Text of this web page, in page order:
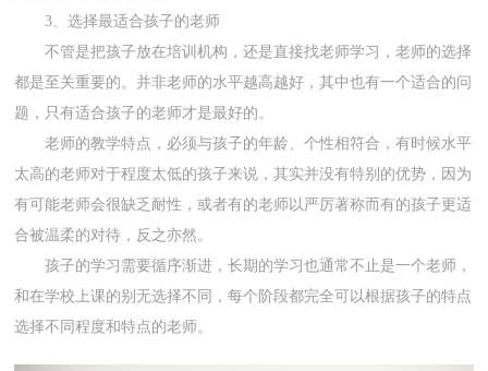
3、选择最适合孩子的老师
不管是把孩子放在培训机构，还是直接找老师学习，老师的选择
都是至关重要的。并非老师的水平越高越好，其中也有一个适合的问
题，只有适合孩子的老师才是最好的。
老师的教学特点，必须与孩子的年龄、个性相符合，有时候水平
太高的老师对于程度太低的孩子来说，其实并没有特别的优势，因为
有可能老师会很缺乏耐性，或者有的老师以严厉著称而有的孩子更适
合被温柔的对待，反之亦然。
孩子的学习需要循序渐进，长期的学习也通常不止是一个老师，
和在学校上课的别无选择不同，每个阶段都完全可以根据孩子的特点
选择不同程度和特点的老师。